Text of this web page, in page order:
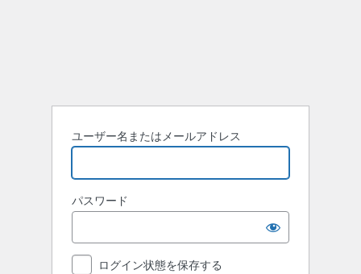
ユーザー名またはメールアドレス
パスワード
ログイン状態を保存する